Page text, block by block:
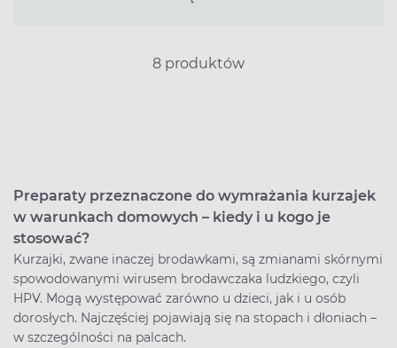
8 produktów
Preparaty przeznaczone do wymrażania kurzajek
w warunkach domowych – kiedy i u kogo je
stosować?
Kurzajki, zwane inaczej brodawkami, są zmianami skórnymi
spowodowanymi wirusem brodawczaka ludzkiego, czyli
HPV. Mogą występować zarówno u dzieci, jak i u osób
dorosłych. Najczęściej pojawiają się na stopach i dłoniach –
w szczególności na palcach.